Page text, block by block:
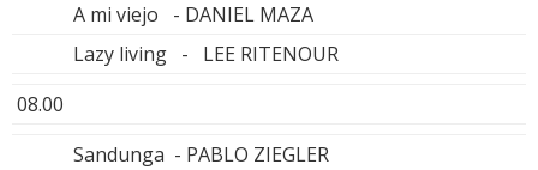
A mi viejo - DANIEL MAZA
Lazy living - LEE RITENOUR
08.00
Sandunga - PABLO ZIEGLER